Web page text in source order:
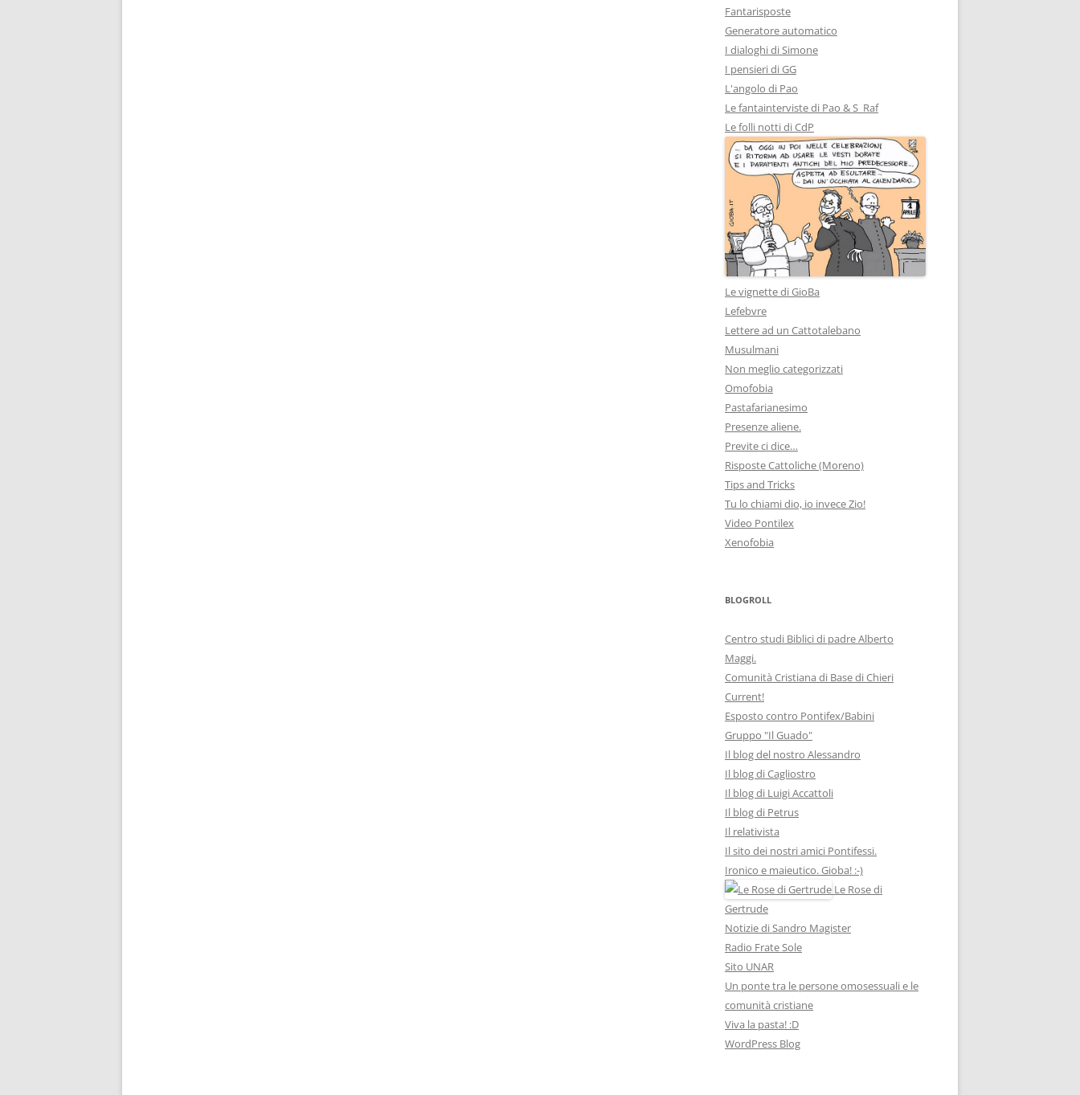
Fantarisposte
Generatore automatico
I dialoghi di Simone
I pensieri di GG
L'angolo di Pao
Le fantainterviste di Pao & S_Raf
Le folli notti di CdP
Le vignette di GioBa
Lefebvre
Lettere ad un Cattotalebano
Musulmani
Non meglio categorizzati
Omofobia
Pastafarianesimo
Presenze aliene.
Previte ci dice…
Risposte Cattoliche (Moreno)
Tips and Tricks
Tu lo chiami dio, io invece Zio!
Video Pontilex
Xenofobia
BLOGROLL
Centro studi Biblici di padre Alberto
Maggi.
Comunità Cristiana di Base di Chieri
Current!
Esposto contro Pontifex/Babini
Gruppo "Il Guado"
Il blog del nostro Alessandro
Il blog di Cagliostro
Il blog di Luigi Accattoli
Il blog di Petrus
Il relativista
Il sito dei nostri amici Pontifessi.
Ironico e maieutico. Gioba! :-)
Le Rose di
Gertrude
Notizie di Sandro Magister
Radio Frate Sole
Sito UNAR
Un ponte tra le persone omosessuali e le
comunità cristiane
Viva la pasta! :D
WordPress Blog